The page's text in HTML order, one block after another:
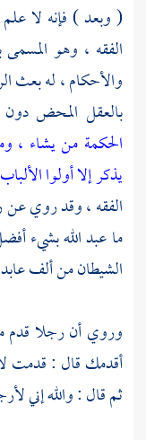
( وبعد ) فإنه لا
الفقه ، وهو
والأحكام ، له بعث
بالعقل المحض دون
الحكمة من يشاء ،
يذكر إلا أولوا الألباب
الفقه ، وقد روي عن
ما عبد الله بشيء
الشيطان من ألف
وروي أن رجلا قدم
أقدمك قال : قدمت
ثم قال : والله إني